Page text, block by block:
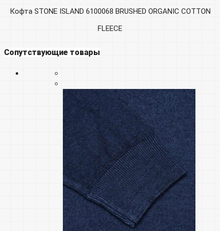
Кофта STONE ISLAND 6100068 BRUSHED ORGANIC COTTON
FLEECE
Сопутствующие товары